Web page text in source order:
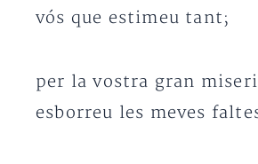
vós que estimeu tant;
per la vostra gran
esborreu les meves